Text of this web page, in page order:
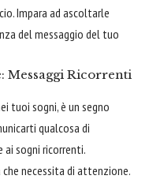
Impara ad ascoltarle
del messaggio del tuo
Messaggi Ricorrenti
tuoi sogni, è un segno
qualcosa di
sogni ricorrenti.
necessita di attenzione.